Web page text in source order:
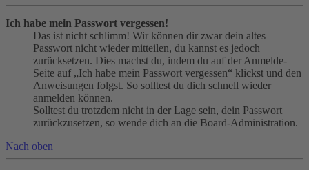
Ich habe mein Passwort vergessen!
Das ist nicht schlimm! Wir können dir zwar dein altes
Passwort nicht wieder mitteilen, du kannst es jedoch
zurücksetzen. Dies machst du, indem du auf der Anmelde-
Seite auf „Ich habe mein Passwort vergessen“ klickst und den
Anweisungen folgst. So solltest du dich schnell wieder
anmelden können.
Solltest du trotzdem nicht in der Lage sein, dein Passwort
zurückzusetzen, so wende dich an die Board-Administration.
Nach oben